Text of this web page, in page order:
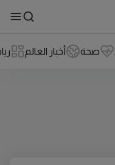
صحة أخبار العالم